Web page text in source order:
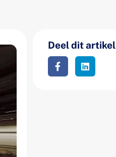
Deel dit artikel